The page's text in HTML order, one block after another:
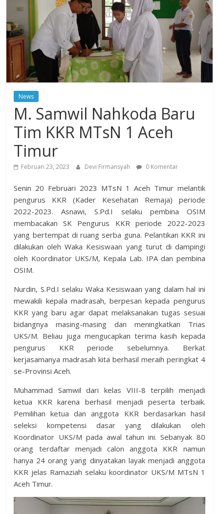
Aceh
News
M. Samwil Nahkoda Baru
Tim KKR MTsN 1 Aceh
Timur
Februari 23, 2023 Devi Firmansyah 0 Komentar
Senin 20 Februari 2023 MTsN 1 Aceh Timur melantik
pengurus KKR (Kader Kesehatan Remaja) periode
2022-2023. Asnawi, S.Pd.I selaku pembina OSIM
membacakan SK Pengurus KKR periode 2022-2023
yang bertempat di ruang serba guna. Pelantikan KKR ini
dilakukan oleh Waka Kesiswaan yang turut di dampingi
oleh Koordinator UKS/M, Kepala Lab. IPA dan pembina
OSIM.
Nurdin, S.Pd.I selaku Waka Kesiswaan yang dalam hal ini
mewakili kepala madrasah, berpesan kepada pengurus
KKR yang baru agar dapat melaksanakan tugas sesuai
bidangnya masing-masing dan meningkatkan Trias
UKS/M. Beliau juga mengucapkan terima kasih kepada
pengurus KKR periode sebelumnya. Berkat
kerjasamanya madrasah kita berhasil meraih peringkat 4
se-Provinsi Aceh.
Muhammad Samwil dari kelas VIII-8 terpilih menjadi
ketua KKR karena berhasil menjadi peserta terbaik.
Pemilihan ketua dan anggota KKR berdasarkan hasil
seleksi kompetensi dasar yang dilakukan oleh
Koordinator UKS/M pada awal tahun ini. Sebanyak 80
orang terdaftar menjadi calon anggota KKR namun
hanya 24 orang yang dinyatakan layak menjadi anggota
KKR jelas Ramaziah selaku koordinator UKS/M MTsN 1
Aceh Timur.